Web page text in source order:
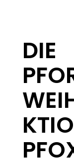
DIE